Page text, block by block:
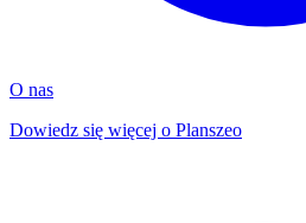
O nas
Dowiedz się więcej o Planszeo